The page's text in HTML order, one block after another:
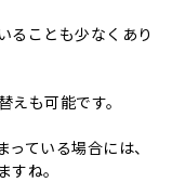
ることも少なくあり
も可能です。
ている場合には、
ね。